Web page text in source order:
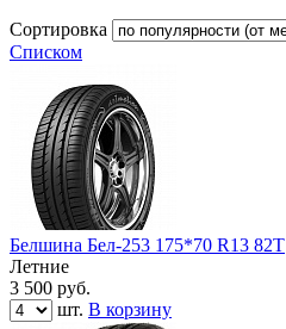
Сортировка
Списком
Белшина Бел-253 175*70 R13 82Т
Летние
3 500 руб.
шт. В корзину